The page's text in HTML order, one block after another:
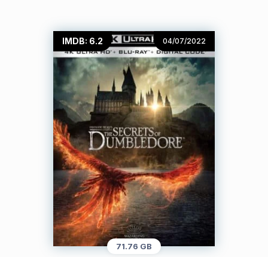
IMDB: 6.2 04/07/2022
71.76 GB